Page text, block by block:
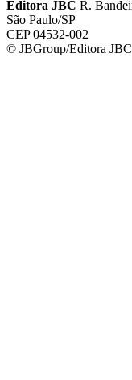
Editora JBC R.
São Paulo/SP
CEP 04532-002
© JBGroup/Editora JBC